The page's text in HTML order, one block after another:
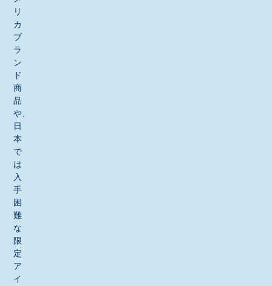
リ
カ
ブ
ラ
ン
ド
商
品
や、
日
本
で
は
入
手
困
難
な
限
定
ア
イ